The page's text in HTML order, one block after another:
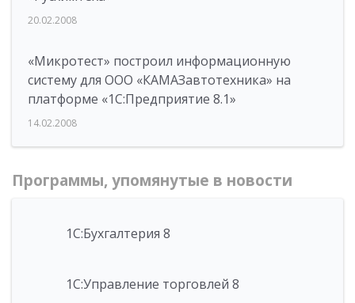
20.02.2008
«Микротест» построил информационную
систему для ООО «КАМАЗавтотехника» на
платформе «1С:Предприятие 8.1»
14.02.2008
Программы, упомянутые в новости
1С:Бухгалтерия 8
1С:Управление торговлей 8